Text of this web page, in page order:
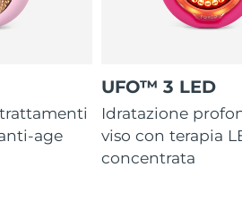
age
UFO™ 3 LED
Idratazione
viso con terapia
concentrata